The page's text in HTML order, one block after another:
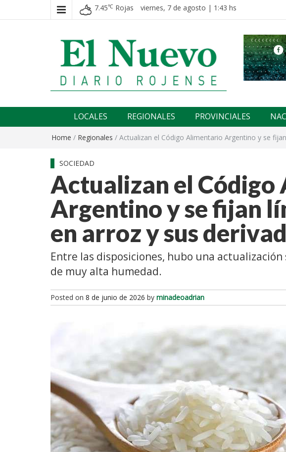
7.45℃ Rojas viernes, 7 de agosto | 1:43 hs
El nuevo rojense
LOCALES REGIONALES PROVINCIALES
Home / Regionales / Actualizan el Código Alimentario Argentino y se
SOCIEDAD
Actualizan el
Argentino y se fijan
en arroz y sus
Entre las disposiciones, hubo una
de muy alta humedad.
Posted on 8 de junio de 2026 by minadeoadrian